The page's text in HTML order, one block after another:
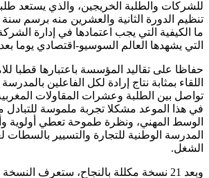
للشركات والطلبة الخريجين، والذي يستعد
ما الكيفية التي يجب اعتمادها في إدارة
التي يشهدها العالم السوسيو-اقتصادي يوما
حفاظا على تقاليد المؤسسة باعتبارها قطبا
اللقاء بمثابة نتاج إرادة لكل الفاعلين
تواصل بين الطلبة وعشرات المقاولات
في هذا الموعد مشكلا تجربة ملموسة
الوسط المهني، ونظرة طموحة تعطي أولوية
المدرسة الوطنية للتجارة والتسيير
الشغل.